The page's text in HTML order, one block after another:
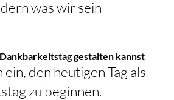
was wir sein
gestalten kannst
ein, den heutigen Tag als
zu beginnen.